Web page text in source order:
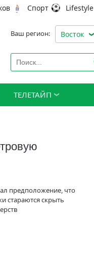
Спорт Lifestyle
Ваш регион: Восток
ТЕЛЕТАЙП
предположение, что
стараются скрыть